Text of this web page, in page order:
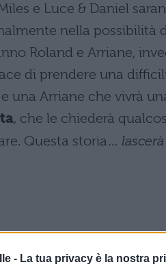
- La tua privacy è la nostra
e Luce & Daniel
nella possibilità
Roland e Arriane,
di prendere una
una Arriane che vivrà
, che le chiederà
Questa storia…